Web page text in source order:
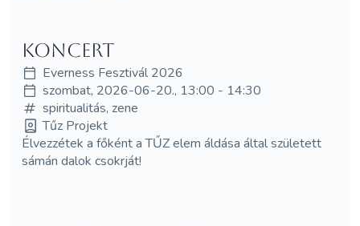
Koncert
Everness Fesztivál 2026
szombat, 2026-06-20., 13:00 - 14:30
spiritualitás, zene
Tűz Projekt
Élvezzétek a főként a TŰZ elem áldása által született
sámán dalok csokrját!